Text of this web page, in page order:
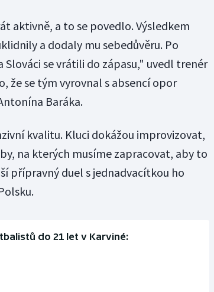
aktivně, a to se povedlo. Výsledkem
a dodaly mu sebedůvěru. Po
se vrátili do zápasu," uvedl trenér
že se tým vyrovnal s absencí opor
Baráka.
kvalitu. Kluci dokážou improvizovat,
na kterých musíme zapracovat, aby to
přípravný duel s jednadvacítkou ho
do 21 let v Karviné: